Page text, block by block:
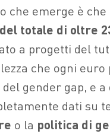
che emerge è
totale di oltre
a progetti del
che ogni euro
gender gap, e
dati su
o la politica di